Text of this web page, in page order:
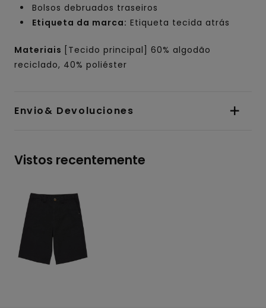
Bolsos debruados traseiros
Etiqueta da marca: Etiqueta tecida atrás
Materiais
[Tecido principal] 60% algodão
reciclado, 40% poliéster
Envio& Devoluciones
Vistos recentemente